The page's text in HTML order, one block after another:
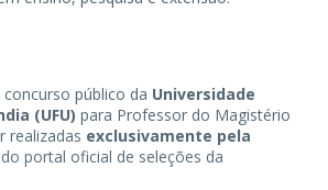
público da Universidade
(UFU) para Professor do Magistério
realizadas exclusivamente pela
portal oficial de seleções da